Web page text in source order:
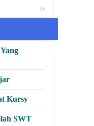
»
Kursy
SWT